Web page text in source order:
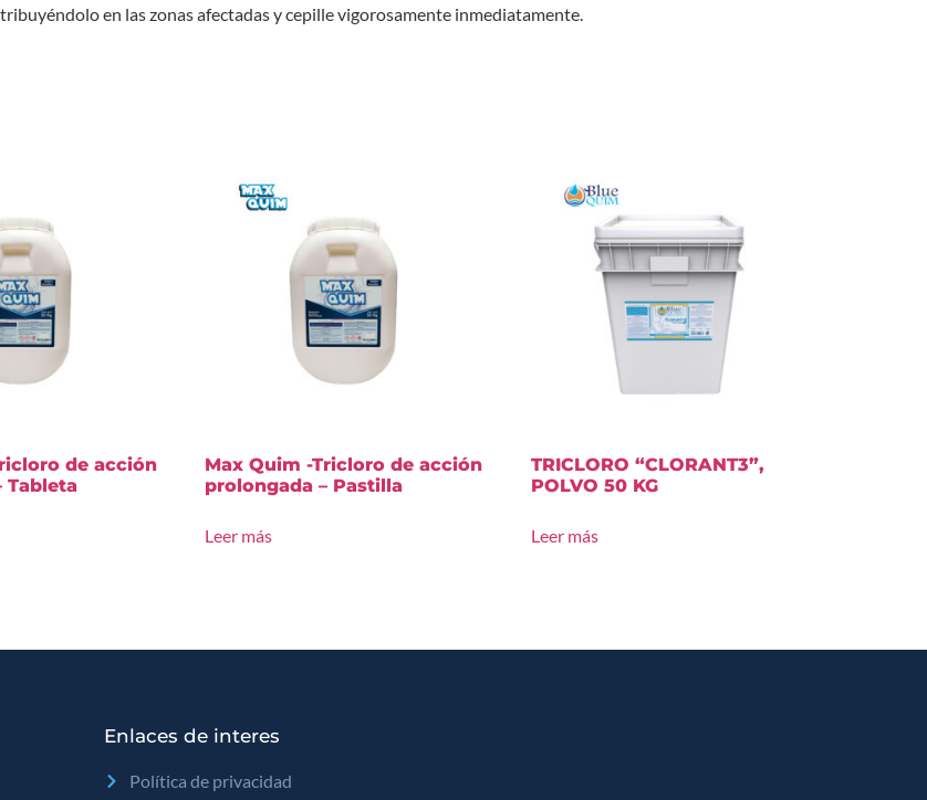
en las zonas afectadas y cepille vigorosamente inmediatamente.
de acción
Tableta
Max Quim -Tricloro de acción
prolongada – Pastilla
Leer más
TRICLORO “CLORANT3”,
POLVO 50 KG
Leer más
Enlaces de interes
Política de privacidad